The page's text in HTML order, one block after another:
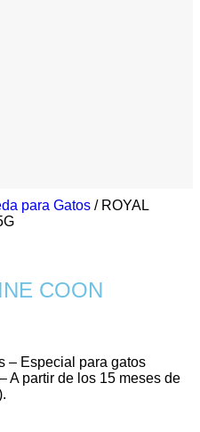
para Gatos / ROYAL
COON
– Especial para gatos
A partir de los 15 meses de